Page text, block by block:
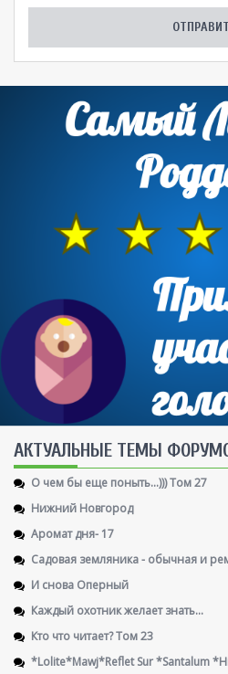
AКТУАЛЬНЫЕ ТЕМЫ
О чем бы еще поныть...))) Том 27
Нижний Новгород
Аромат дня- 17
Садовая земляника - обычная и
И снова Оперный
Каждый охотник желает знать...
Кто что читает? Том 23
*Lolite*Mawj*Reflet Sur *Santalum